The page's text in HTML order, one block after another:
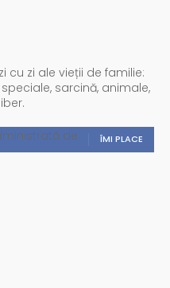
cu zi ale vieții de familie:
sarcină, animale,
ÎMI PLACE
de